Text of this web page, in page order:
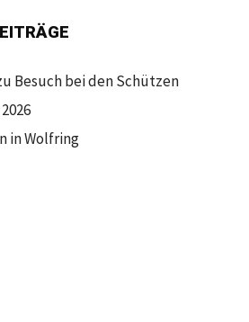
Besuch bei den Schützen
in Wolfring